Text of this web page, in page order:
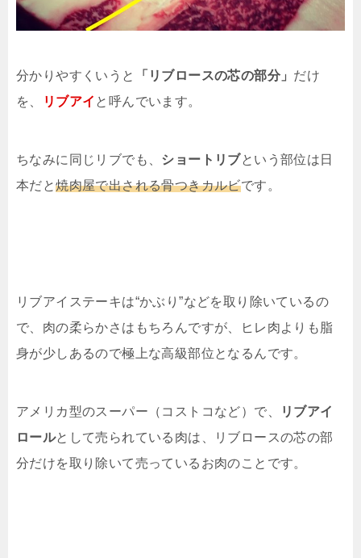
分かりやすくいうと 「リブロースの芯の部分」 だけ
を、
リブアイ と呼んでいます。
ちなみに同じリブでも、 ショートリブという部位は日
本だと焼肉屋で出される骨つきカルビです。
リブアイステーキは“かぶり”などを取り除いているの
で、肉の柔らかさはもちろんですが、ヒレ肉よりも脂
身が少しあるので極上な高級部位となるんです。
アメリカ型のスーパー（コストコなど）で、
リブアイ
ロールとして売られている肉は、リブロースの芯の部
分だけを取り除いて売っているお肉のことです。